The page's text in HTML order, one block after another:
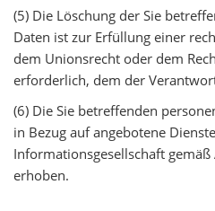
(5) Die Löschung der Sie
Daten ist zur Erfüllung einer
dem Unionsrecht oder dem
erforderlich, dem der
(6) Die Sie betreffenden
in Bezug auf angebotene
Informationsgesellschaft gemäß
erhoben.